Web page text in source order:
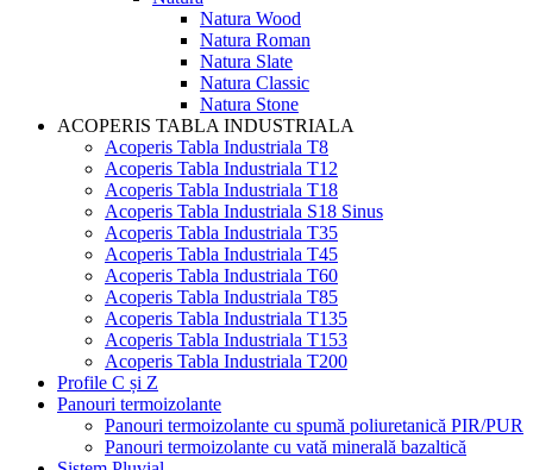
Natura Wood
Natura Roman
Natura Slate
Natura Classic
Natura Stone
ACOPERIS TABLA INDUSTRIALA
Acoperis Tabla Industriala T8
Acoperis Tabla Industriala T12
Acoperis Tabla Industriala T18
Acoperis Tabla Industriala S18 Sinus
Acoperis Tabla Industriala T35
Acoperis Tabla Industriala T45
Acoperis Tabla Industriala T60
Acoperis Tabla Industriala T85
Acoperis Tabla Industriala T135
Acoperis Tabla Industriala T153
Acoperis Tabla Industriala T200
Profile C și Z
Panouri termoizolante
Panouri termoizolante cu spumă poliuretanică PIR/PUR
Panouri termoizolante cu vată minerală bazaltică